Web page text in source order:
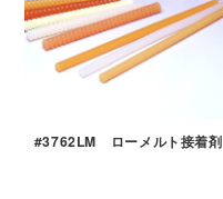
#3762LM ローメルト接着剤